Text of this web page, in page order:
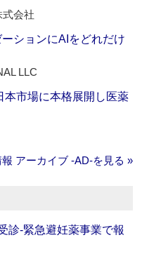
会社
ションにAIをどれだけ
LLC
本市場に本格展開し医薬
アーカイブ ‐AD‐を見る »
診‐緊急避妊薬事業で報